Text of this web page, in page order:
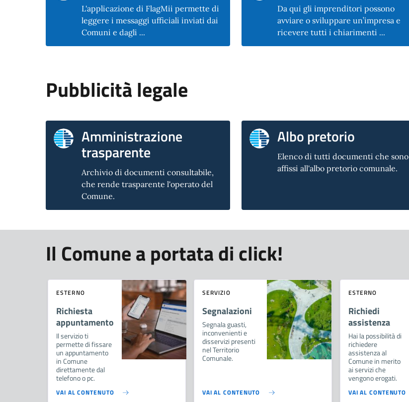
L'applicazione di FlagMii permette di
leggere i messaggi ufficiali inviati dai
Comuni e dagli ...
Da qui gli imprenditori possono
avviare o sviluppare un’impresa e
ricevere tutti i chiarimenti ...
Pubblicità legale
Amministrazione
trasparente
Archivio di documenti consultabile,
che rende trasparente l'operato del
Comune.
Albo pretorio
Elenco di tutti documenti che sono
affissi all'albo pretorio comunale.
Il Comune a portata di click!
ESTERNO
Richiesta
appuntamento
Il servizio ti
permette di fissare
un appuntamento
in Comune
direttamente dal
telefono o pc.
VAI AL CONTENUTO
SERVIZIO
Segnalazioni
Segnala guasti,
inconvenienti e
disservizi presenti
nel Territorio
Comunale.
VAI AL CONTENUTO
ESTERNO
Richiedi
assistenza
Hai la possibilità di
richiedere
assistenza al
Comune in merito
ai servizi che
vengono erogati.
VAI AL CONTENUTO